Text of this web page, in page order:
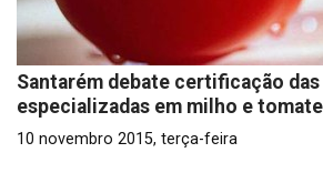
Santarém debate certificação
especializadas em milho e tomate
10 novembro 2015, terça-feira